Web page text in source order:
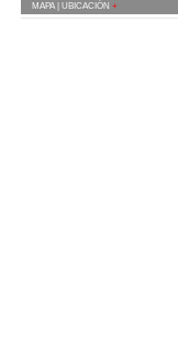
IC2 (Est. Nac. 1) Km 90
MAPA | UBICACIÓN +